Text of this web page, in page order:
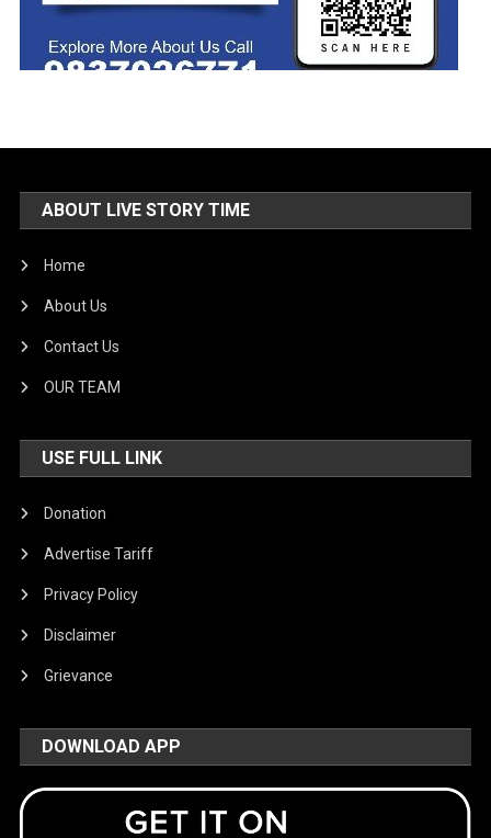
ABOUT LIVE STORY TIME
Home
About Us
Contact Us
OUR TEAM
USE FULL LINK
Donation
Advertise Tariff
Privacy Policy
Disclaimer
Grievance
DOWNLOAD APP